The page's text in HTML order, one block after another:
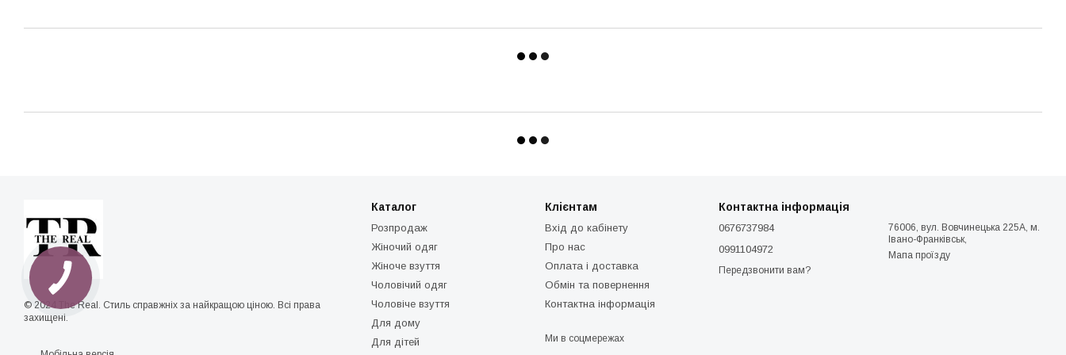
© 2024 The Real. Стиль справжніх за найкращою ціною. Всі права
захищені.
Каталог
Розпродаж
Жіночий одяг
Жіноче взуття
Чоловічий одяг
Чоловіче взуття
Для дому
Для дітей
Клієнтам
Вхід до кабінету
Про нас
Оплата і доставка
Обмін та повернення
Контактна інформація
Ми в соцмережах
Контактна інформація
0676737984
0991104972
Передзвонити вам?
76006, вул. Вовчинецька 225А, м.
Івано-Франківськ,
Мапа проїзду